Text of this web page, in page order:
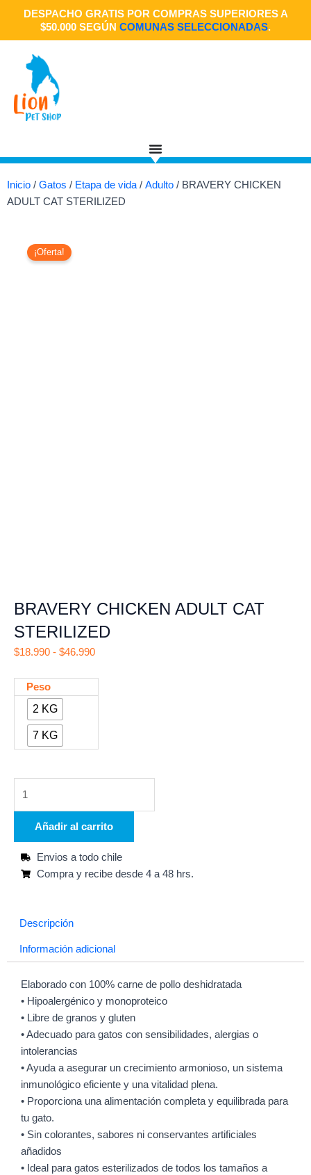
contenido
DESPACHO GRATIS POR COMPRAS SUPERIORES A
$50.000 SEGÚN COMUNAS SELECCIONADAS.
Inicio / Gatos / Etapa de vida / Adulto / BRAVERY CHICKEN
ADULT CAT STERILIZED
¡Oferta!
BRAVERY CHICKEN ADULT CAT
STERILIZED
$18.990 - $46.990Rango
$46.990
Peso
2 KG
7 KG
BRAVERY
CHICKEN
ADULT
STERILIZED
Añadir al carrito
Envios a todo chile
Compra y recibe desde 4 a 48 hrs.
Descripción
Información adicional
Elaborado con 100% carne de pollo deshidratada
• Hipoalergénico y monoproteico
• Libre de granos y gluten
• Adecuado para gatos con sensibilidades, alergias o
intolerancias
• Ayuda a asegurar un crecimiento armonioso, un sistema
inmunológico eficiente y una vitalidad plena.
• Proporciona una alimentación completa y equilibrada para
tu gato.
• Sin colorantes, sabores ni conservantes artificiales
añadidos
• Ideal para gatos esterilizados de todos los tamaños a